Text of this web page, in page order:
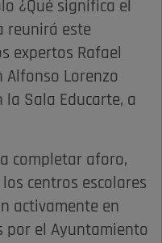
¿Qué significa el
reunirá este
expertos Rafael
Alfonso Lorenzo
la Sala Educarte, a
completar aforo,
centros escolares
activamente en
por el Ayuntamiento